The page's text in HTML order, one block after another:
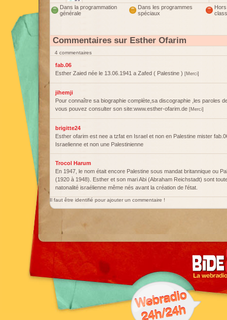
Dans la programmation
générale
Dans les programmes
spéciaux
Hors
Commentaires sur Esther Ofarim
4 commentaires
fab.06
Esther Zaied née le 13.06.1941 a Zafed ( Palestine ) [Merci]
jihemji
Pour connaître sa biographie complète,sa discographie ,les paroles
vous pouvez consulter son site:www.esther-ofarim.de [Merci]
brigitte24
Esther ofarim est nee a tzfat en Israel et non en Palestine mister
Israelienne et non une Palestinienne
Trocol Harum
En 1947, le nom était encore Palestine sous mandat britannique ou
(1920 à 1948). Esther et son mari Abi (Abraham Reichstadt) sont
natonalité israélienne même nés avant la création de l'état.
Il faut être identifié pour ajouter un commentaire !